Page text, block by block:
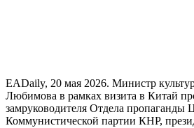
EADaily, 20 мая 2026. Министр
Любимова в рамках визита в Китай
замруководителя Отдела пропаганды
Коммунистической партии КНР,